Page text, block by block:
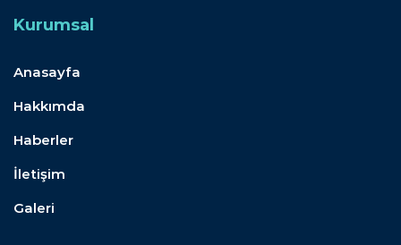
Kurumsal
Anasayfa
Hakkımda
Haberler
İletişim
Galeri